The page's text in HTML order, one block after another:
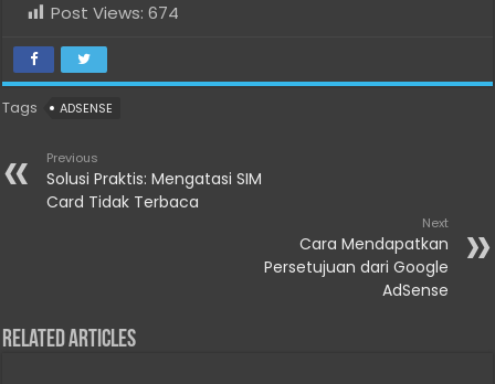
Post Views: 674
Tags ADSENSE
Previous
Solusi Praktis: Mengatasi SIM
Card Tidak Terbaca
Next
Cara Mendapatkan
Persetujuan dari Google
AdSense
Related Articles